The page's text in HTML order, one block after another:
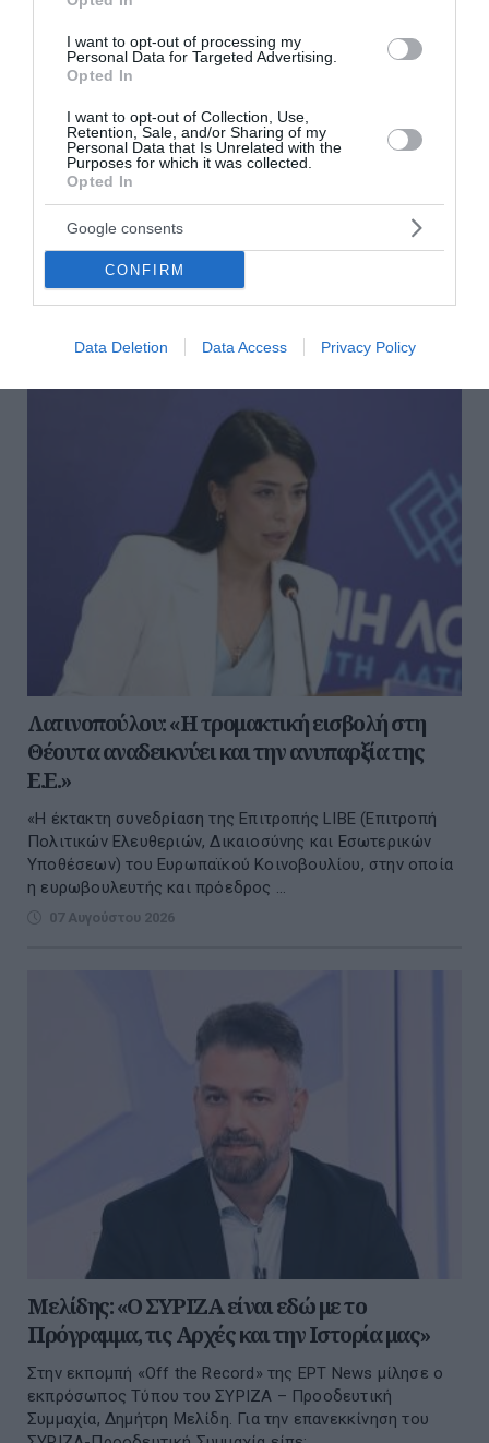
I want to opt-out of processing my
Personal Data for Targeted Advertising.
Opted In
I want to opt-out of Collection, Use,
Retention, Sale, and/or Sharing of my
Personal Data that Is Unrelated with the
Purposes for which it was collected.
Opted In
Google consents
CONFIRM
Data Deletion Data Access Privacy Policy
Ο Κικίλιας στηρίζει την υποψηφιότητα
Γιαννούλια για τη δημαρχία του Σικάγο
Στο πλευρό του Αλέξη Γιαννούλια, ο οποίος διεκδικεί τη
δημαρχία του Σικάγο, τάχθηκε δημόσια ο Βασίλης
Κικίλιας. Ο υπουργός Ναυτιλίας και Νησιωτικής
Πολιτικής έστειλε μήνυμα στήριξη...
Λατινοπούλου: «Η τρομακτική εισβολή στη
Θέουτα αναδεικνύει και την ανυπαρξία της
Ε.Ε.»
«Η έκτακτη συνεδρίαση της Επιτροπής LIBE (Επιτροπή
Πολιτικών Ελευθεριών, Δικαιοσύνης και Εσωτερικών
Υποθέσεων) του Ευρωπαϊκού Κοινοβουλίου, στην οποία
η ευρωβουλευτής και πρόεδρος ...
07 Αυγούστου 2026
Μελίδης: «Ο ΣΥΡΙΖΑ είναι εδώ με το
Πρόγραμμα, τις Αρχές και την Ιστορία μας»
Στην εκπομπή «Off the Record» της ΕΡΤ News μίλησε ο
εκπρόσωπος Τύπου του ΣΥΡΙΖΑ – Προοδευτική
Συμμαχία, Δημήτρη Μελίδη. Για την επανεκκίνηση του